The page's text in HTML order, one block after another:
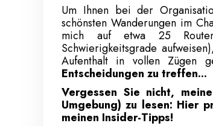
Um Ihnen bei der
schönsten Wanderungen im
mich auf etwa 25
Schwierigkeitsgrade
Aufenthalt in vollen Zügen
Entscheidungen zu treffen...
Vergessen Sie nicht,
Umgebung) zu lesen: Hier
meinen Insider-Tipps!